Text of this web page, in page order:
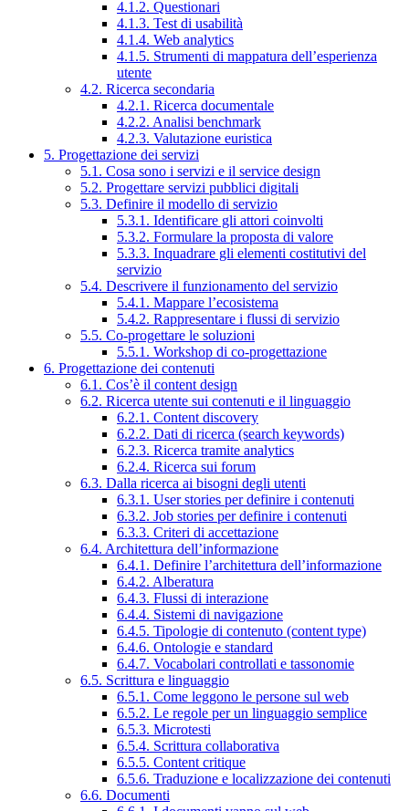
4.1.2. Questionari
4.1.3. Test di usabilità
4.1.4. Web analytics
4.1.5. Strumenti di mappatura dell’esperienza
utente
4.2. Ricerca secondaria
4.2.1. Ricerca documentale
4.2.2. Analisi benchmark
4.2.3. Valutazione euristica
5. Progettazione dei servizi
5.1. Cosa sono i servizi e il service design
5.2. Progettare servizi pubblici digitali
5.3. Definire il modello di servizio
5.3.1. Identificare gli attori coinvolti
5.3.2. Formulare la proposta di valore
5.3.3. Inquadrare gli elementi costitutivi del
servizio
5.4. Descrivere il funzionamento del servizio
5.4.1. Mappare l’ecosistema
5.4.2. Rappresentare i flussi di servizio
5.5. Co-progettare le soluzioni
5.5.1. Workshop di co-progettazione
6. Progettazione dei contenuti
6.1. Cos’è il content design
6.2. Ricerca utente sui contenuti e il linguaggio
6.2.1. Content discovery
6.2.2. Dati di ricerca (search keywords)
6.2.3. Ricerca tramite analytics
6.2.4. Ricerca sui forum
6.3. Dalla ricerca ai bisogni degli utenti
6.3.1. User stories per definire i contenuti
6.3.2. Job stories per definire i contenuti
6.3.3. Criteri di accettazione
6.4. Architettura dell’informazione
6.4.1. Definire l’architettura dell’informazione
6.4.2. Alberatura
6.4.3. Flussi di interazione
6.4.4. Sistemi di navigazione
6.4.5. Tipologie di contenuto (content type)
6.4.6. Ontologie e standard
6.4.7. Vocabolari controllati e tassonomie
6.5. Scrittura e linguaggio
6.5.1. Come leggono le persone sul web
6.5.2. Le regole per un linguaggio semplice
6.5.3. Microtesti
6.5.4. Scrittura collaborativa
6.5.5. Content critique
6.5.6. Traduzione e localizzazione dei contenuti
6.6. Documenti